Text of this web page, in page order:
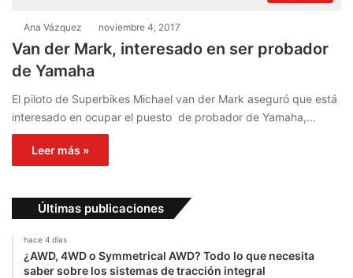
Ana Vázquez noviembre 4, 2017
Van der Mark, interesado en ser probador
de Yamaha
El piloto de Superbikes Michael van der Mark aseguró que está
interesado en ocupar el puesto de probador de Yamaha,…
Leer más »
Últimas publicaciones
hace 4 días
¿AWD, 4WD o Symmetrical AWD? Todo lo que necesita
saber sobre los sistemas de tracción integral